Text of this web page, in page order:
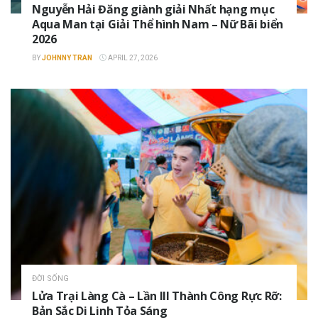
Nguyễn Hải Đăng giành giải Nhất hạng mục
Aqua Man tại Giải Thể hình Nam – Nữ Bãi biển
2026
BYJOHNNY TRAN APRIL 27, 2026
ĐỜI SỐNG
Lửa Trại Làng Cà – Lần III Thành Công Rực Rỡ:
Bản Sắc Di Linh Tỏa Sáng